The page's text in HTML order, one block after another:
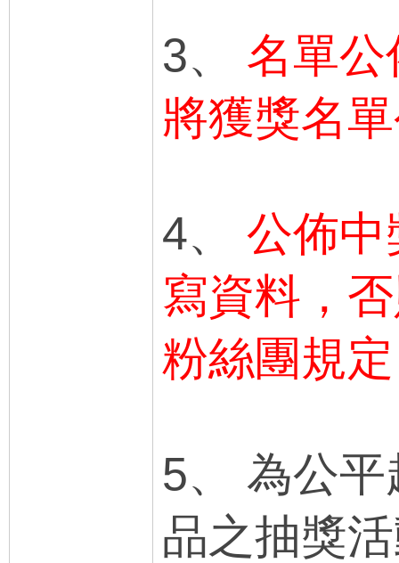
3、 名單
將獲獎名
4、 公佈中
寫資料，
粉絲團規
5、 為公
品之抽獎